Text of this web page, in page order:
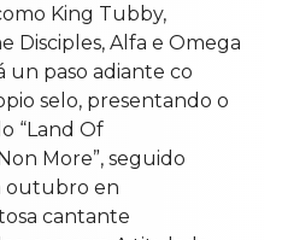
King Tubby,
Disciples, Alfa e Omega
un paso adiante co
selo, presentando o
“Land Of
More”, seguido
outubro en
cantante